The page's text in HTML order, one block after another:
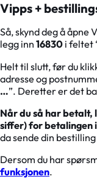
Vipps +
Så, skynd deg å åpne
legg inn 16830 i feltet
Helt til slutt, før du
adresse og
…”. Deretter er det
Når du så har betalt,
siffer) for betalingen
da sende din
Dersom du har
funksjonen.